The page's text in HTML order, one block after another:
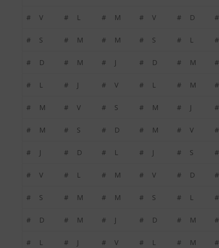
# V # L # M # V # D #
# S # M # M # S # L #
# D # M # J # D # M #
# L # J # V # L # M #
# M # V # S # M # J #
# M # S # D # M # V #
# J # D # L # J # S #
# V # L # M # V # D #
# S # M # M # S # L #
# D # M # J # D # M #
# L # J # V # L # M #